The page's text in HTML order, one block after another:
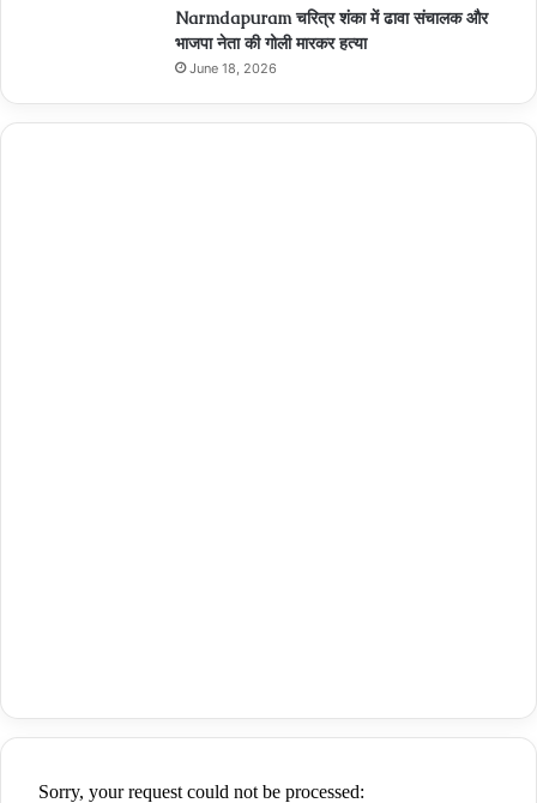
Narmdapuram चरित्र शंका में ढावा संचालक और
भाजपा नेता की गोली मारकर हत्या
June 18, 2026